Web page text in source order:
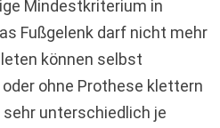
Mindestkriterium in
Fußgelenk darf nicht mehr
können selbst
ohne Prothese klettern
unterschiedlich je